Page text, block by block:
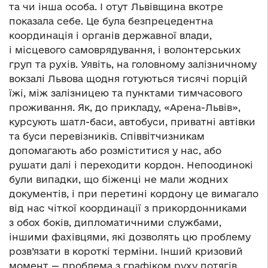
та чи інша особа. І отут Львівщина вкотре
показала себе. Це була безпрецедентна
координація і органів державної влади,
і місцевого самоврядування, і волонтерських
груп та рухів. Уявіть, на головному залізничному
вокзалі Львова щодня готуються тисячі порцій
їжі, між залізницею та пунктами тимчасового
проживання. Як, до прикладу, «Арена-Львів»,
курсують шатл-баси, автобуси, приватні автівки
та буси перевізників. Співвітчизникам
допомагають або розміститися у нас, або
рушати далі і переходити кордон. Непоодинокі
були випадки, що біженці не мали жодних
документів, і при перетині кордону це вимагало
від нас чіткої координації з прикордонниками
з обох боків, дипломатичними службами,
іншими фахівцями, які дозволять цю проблему
розв’язати в короткі терміни. Інший кризовий
момент — проблема з графіком руху потягів.